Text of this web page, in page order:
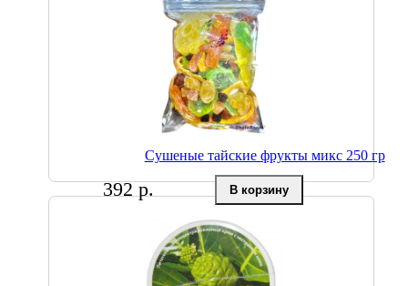
Сушеные тайские фрукты микс 250 гр
392 р.